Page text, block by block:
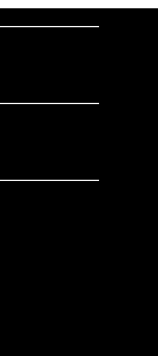
структура
Опште